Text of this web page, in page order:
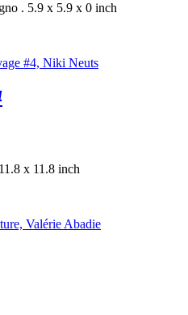
. 5.9 x 5.9 x 0 inch
x 11.8 inch